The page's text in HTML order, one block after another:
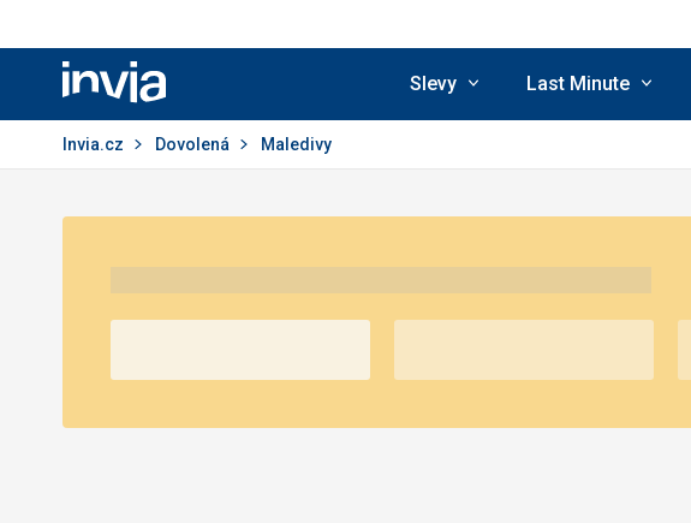
Invia.cz
Slevy Last Minute
Invia.cz Dovolená Maledivy